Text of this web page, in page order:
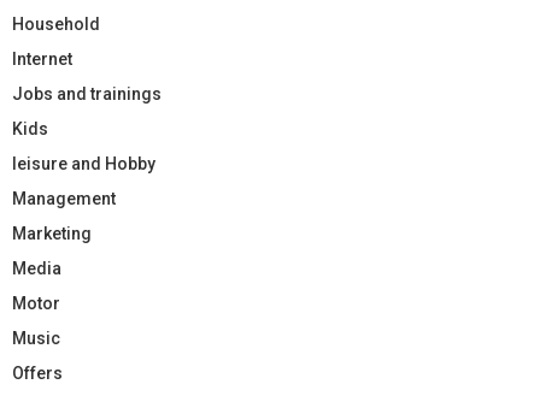
Household
Internet
Jobs and trainings
Kids
leisure and Hobby
Management
Marketing
Media
Motor
Music
Offers